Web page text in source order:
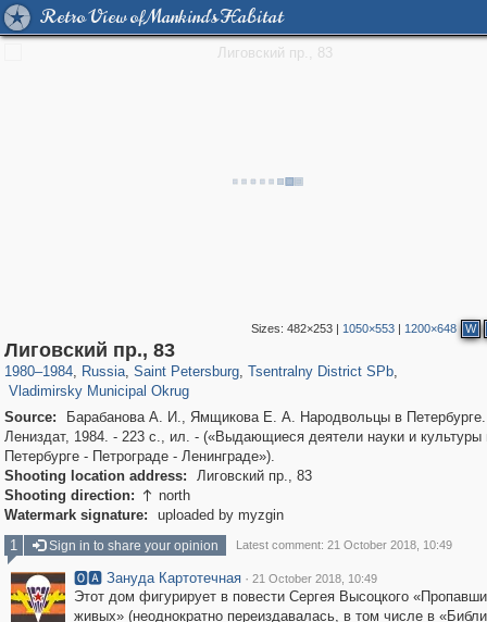
Retro View of Mankind's Habitat
Sizes:482×253 | 1050×553 | 1200×648 W
Лиговский пр., 83
1980–1984, Russia
1,406,258
, Saint Petersburg
197,112 5,709
, Tsentralny District SPb,
Vladimirsky Municipal Okrug
3,586
Source:
Барабанова А. И., Ямщикова Е. А. Народвольцы в
Лениздат, 1984. - 223 с., ил. - («Выдающиеся деятели науки и культуры
Петербурге - Петрограде - Ленинграде»).
Shooting location address:
Лиговский пр., 83
Shooting direction:  north
Watermark signature:
uploaded by myzgin
1
Sign in to share your opinion Latest comment: 21 October 2018, 10:49
🅾🅰 Зануда Картотечная · 21 October 2018, 10:49
Этот дом фигурирует в повести Сергея Высоцкого
живых» (неоднократно переиздавалась, в том числе в